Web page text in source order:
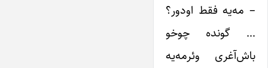
– مه‌یه فقط اودور؟
… گونده چوخو
باش‌آغری وئرمه‌یه‌